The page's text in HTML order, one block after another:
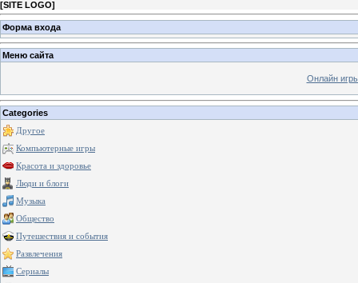
[SITE LOGO]
Форма входа
Меню сайта
Онлайн
Categories
Другое
Компьютерные игры
Красота и здоровье
Люди и блоги
Музыка
Общество
Путешествия и события
Развлечения
Сериалы